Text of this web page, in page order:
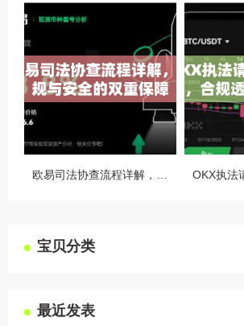
宝贝分类
最近发表